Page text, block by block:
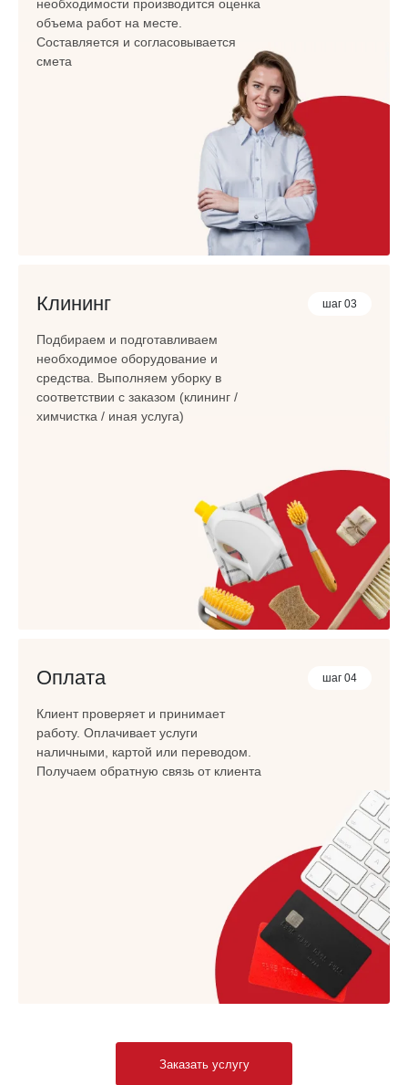
необходимости производится оценка
объема работ на месте.
Составляется и согласовывается
смета
шаг 03
Клининг
Подбираем и подготавливаем
необходимое оборудование и
средства. Выполняем уборку в
соответствии с заказом (клининг /
химчистка / иная услуга)
шаг 04
Оплата
Клиент проверяет и принимает
работу. Оплачивает услуги
наличными, картой или переводом.
Получаем обратную связь от клиента
Заказать услугу